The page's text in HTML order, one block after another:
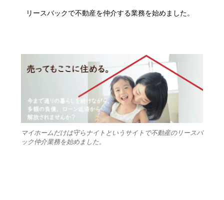
リースバックで不動産を仲介する業務を始めました。
マイホームだけは守らナイトというサイトで不動産のリースバ
ック仲介業務を始めました。